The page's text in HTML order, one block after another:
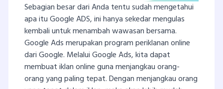
Sebagian besar dari Anda tentu sudah mengetahui
apa itu Google ADS, ini hanya sekedar mengulas
kembali untuk menambah wawasan bersama.
Google Ads merupakan program periklanan online
dari Google. Melalui Google Ads, kita dapat
membuat iklan online guna menjangkau orang-
orang yang paling tepat. Dengan menjangkau orang